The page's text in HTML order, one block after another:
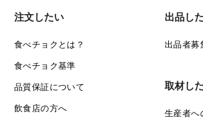
必ず購入前にご相談いただけるよう
す。
(購入時に記入された場合はご対応
ます。)
注文したい
食べチョクとは？
食べチョク基準
品質保証について
飲食店の方へ
出品し
出品者募
取材し
生産者へ